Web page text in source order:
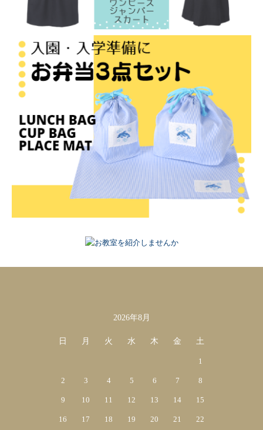
2026年8月
日 月 火 水 木 金 土
1
2 3 4 5 6 7 8
9 10 11 12 13 14 15
16 17 18 19 20 21 22